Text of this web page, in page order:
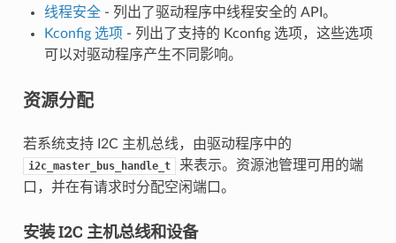
线程安全- 列出了驱动程序中线程安全的 API。
Kconfig 选项 - 列出了支持的 Kconfig 选项，这些选项
可以对驱动程序产生不同影响。
资源分配
若系统支持 I2C 主机总线，由驱动程序中的
i2c_master_bus_handle_t
来表示。资源池管理可用的端
口，并在有请求时分配空闲端口。
安装 I2C 主机总线和设备